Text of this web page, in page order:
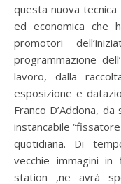
questa nuova
ed economica che
promotori
programmazione
lavoro, dalla
esposizione e
Franco D’Addona,
instancabile
quotidiana. Di
vecchie immagini
station ,ne avrà